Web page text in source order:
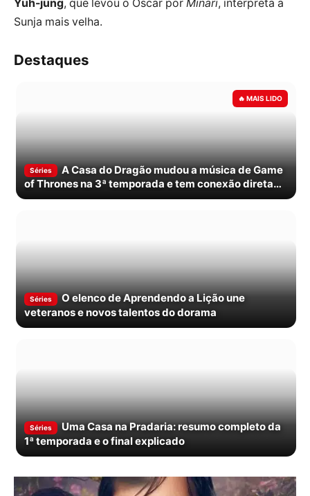
Yuh-jung, que levou o Oscar por Minari, interpreta a
Sunja mais velha.
Destaques
Séries
A Casa do Dragão mudou a música de Game
of Thrones na 3ª temporada e tem conexão direta
com O Cavaleiro dos Sete Reinos
Séries
O elenco de Aprendendo a Lição une
veteranos e novos talentos do dorama
Séries
Uma Casa na Pradaria: resumo completo da
1ª temporada e o final explicado